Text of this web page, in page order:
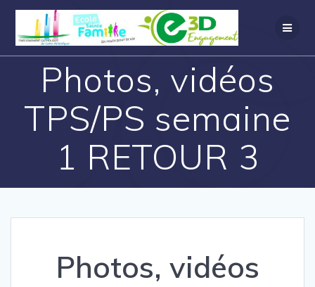
Photos, vidéos
TPS/PS semaine
1 RETOUR 3
Photos, vidéos